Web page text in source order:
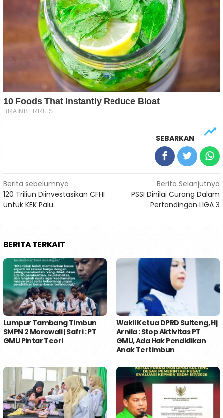
SEBARKAN
Navigasi
pos
Berita sebelumnya
120 Triliun Diinvestasikan CFHI
untuk KEK Palu
Berita Selanjutnya
PSSI Dinilai Curang Dalam
Pertandingan LIGA 3
BERITA TERKAIT
Lumpur Tambang Timbun
SMPN 2 Morowali | Safri : PT
GMU Pintar Teori
Wakil Ketua DPRD Sulteng, Hj
Arnila : Stop Aktivitas PT
GMU, Ada Hak Pendidikan
Anak Tertimbun